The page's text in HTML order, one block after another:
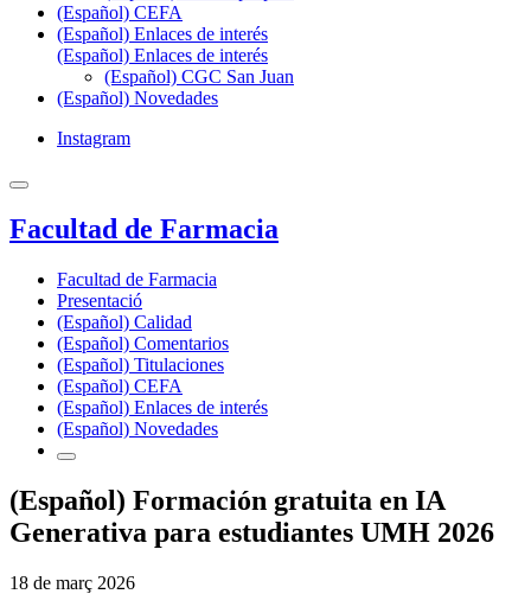
(Español) CEFA
(Español) Enlaces de interés
(Español) Enlaces de interés
(Español) CGC San Juan
(Español) Novedades
Instagram
Facultad de Farmacia
Facultad de Farmacia
Presentació
(Español) Calidad
(Español) Comentarios
(Español) Titulaciones
(Español) CEFA
(Español) Enlaces de interés
(Español) Novedades
(Español) Formación gratuita en IA
Generativa para estudiantes UMH 2026
18 de març 2026